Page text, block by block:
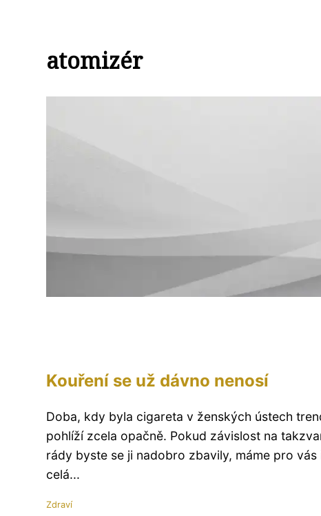
atomizér
Kouření se už dávno nenosí
Doba, kdy byla cigareta v ženských ústech
pohlíží zcela opačně. Pokud závislost na
rády byste se ji nadobro zbavily, máme pro
celá...
Zdraví